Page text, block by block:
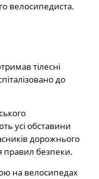
велосипедиста.
тілесні
до
усі обставини
дорожнього
правил безпеки.
на велосипедах